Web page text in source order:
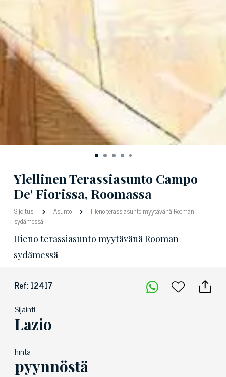
Ylellinen Terassiasunto Campo
De' Fiorissa, Roomassa
Sijoitus Asunto
Hieno terassiasunto myytävänä Rooman
sydämessä
Hieno terassiasunto myytävänä Rooman
sydämessä
Ref: 12417
Sijainti
Lazio
hinta
pyynnöstä